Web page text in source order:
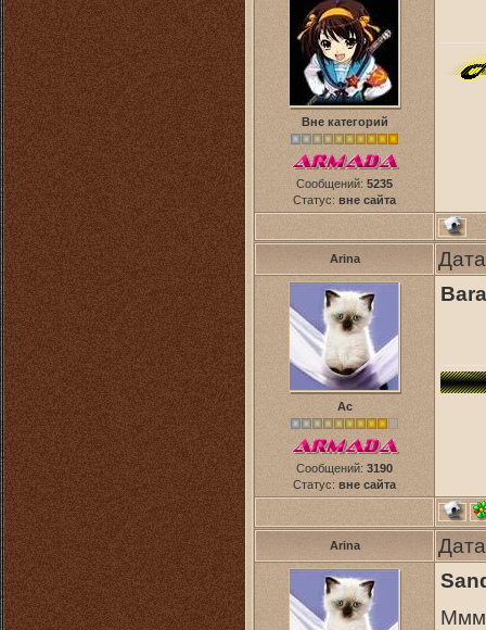
Вне категорий
Сообщений: 5235
Статус: вне сайта
Arina
Ас
Сообщений: 3190
Статус: вне сайта
Arina